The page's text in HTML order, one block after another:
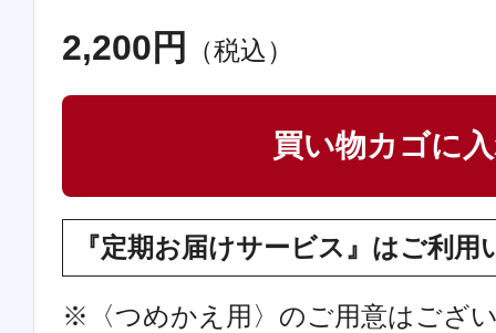
2,200 円 （税込）
買い物カゴに
『定期お届けサービス』はご利
※〈つめかえ用〉のご用意はござ